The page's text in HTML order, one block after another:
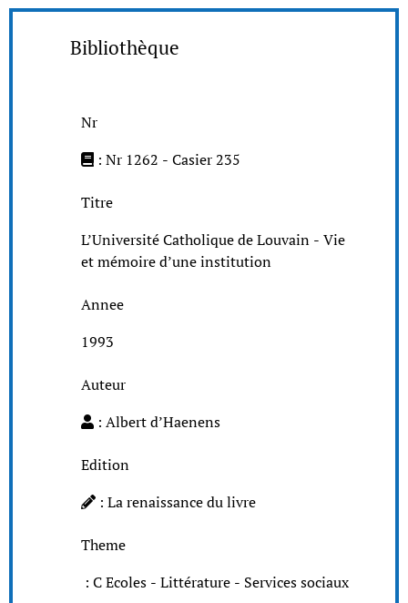
Bibliothèque
Nr
: Nr 1262 - Casier 235
Titre
L’Université Catholique de Louvain - Vie
et mémoire d’une institution
Annee
1993
Auteur
: Albert d’Haenens
Edition
: La renaissance du livre
Theme
: C Ecoles - Littérature - Services sociaux